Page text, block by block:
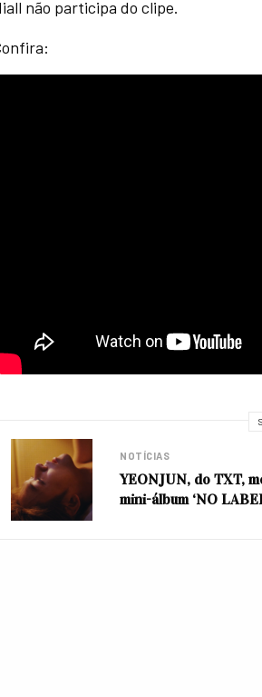
não participa do clipe.
NOTÍCIAS
YEONJUN, do TXT,
mini-álbum ‘NO